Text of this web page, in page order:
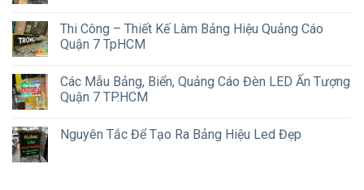
Thi Công – Thiết Kế Làm Bảng Hiệu Quảng Cáo
Quận 7 TpHCM
Các Mẫu Bảng, Biển, Quảng Cáo Đèn LED Ấn Tượng
Quận 7 TP.HCM
Nguyên Tắc Để Tạo Ra Bảng Hiệu Led Đẹp